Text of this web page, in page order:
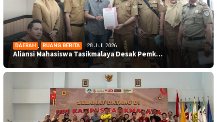
DAERAH , RUANG BERITA 28 Juli 2026
Aliansi Mahasiswa Tasikmalaya Desak Pemk…